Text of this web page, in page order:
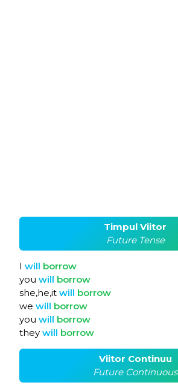
Timpul Viitor
Future Tense
I will borrow
you will borrow
she,he,it will borrow
we will borrow
you will borrow
they will borrow
Viitor Continuu
Future Continuous